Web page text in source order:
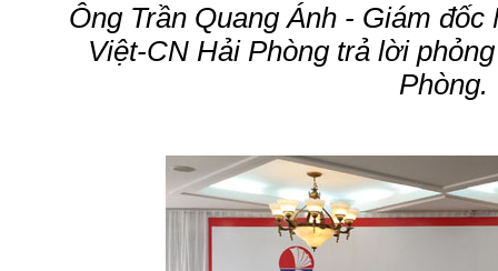
Ông Trần Quang Ánh - Giám
Việt-CN Hải Phòng trả lời
Phòng.